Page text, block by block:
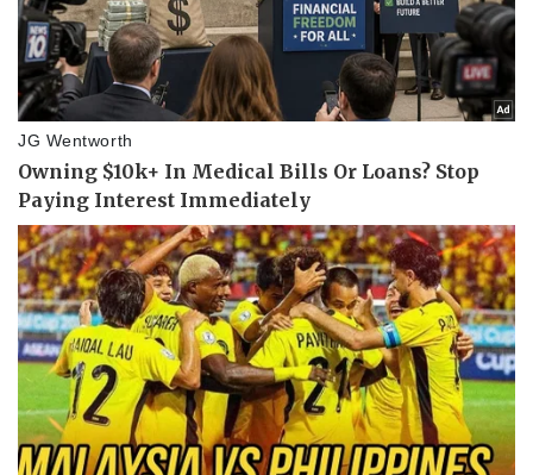
Pháp luật
Vụ án
Tin nóng
Tư vấn luật
Quân sự - Quốc phòng
Vũ khí
Việt Nam
Phân tích